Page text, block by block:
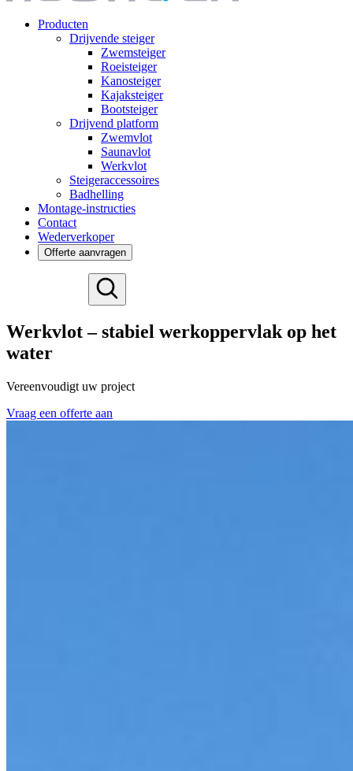
Producten
Drijvende steiger
Zwemsteiger
Roeisteiger
Kanosteiger
Kajaksteiger
Bootsteiger
Drijvend platform
Zwemvlot
Saunavlot
Werkvlot
Steigeraccessoires
Badhelling
Montage-instructies
Contact
Wederverkoper
Offerte aanvragen
English
Español
Français
Werkvlot – stabiel werkoppervlak op het
water
Vereenvoudigt uw project
Vraag een offerte aan